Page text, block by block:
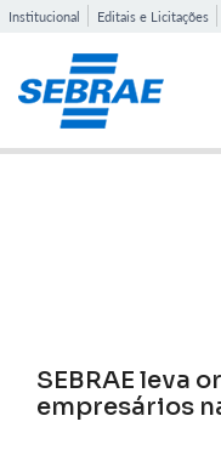
Institucional Editais e Licitações
SEBRAE leva
empresários